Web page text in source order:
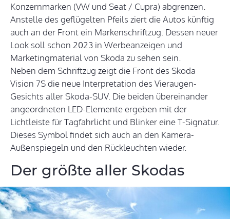
Konzernmarken (VW und Seat / Cupra) abgrenzen.
Anstelle des geflügelten Pfeils ziert die Autos künftig
auch an der Front ein Markenschriftzug. Dessen neuer
Look soll schon 2023 in Werbeanzeigen und
Marketingmaterial von Skoda zu sehen sein.
Neben dem Schriftzug zeigt die Front des Skoda
Vision 7S die neue Interpretation des Vieraugen-
Gesichts aller Skoda-SUV. Die beiden übereinander
angeordneten LED-Elemente ergeben mit der
Lichtleiste für Tagfahrlicht und Blinker eine T-Signatur.
Dieses Symbol findet sich auch an den Kamera-
Außenspiegeln und den Rückleuchten wieder.
Der größte aller Skodas